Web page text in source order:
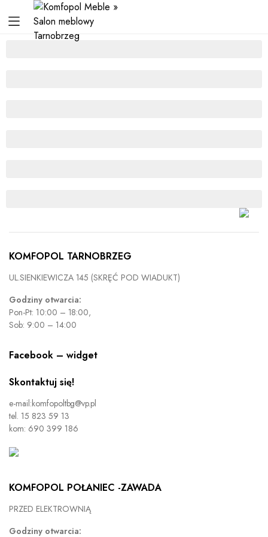
KOMFOPOL TARNOBRZEG
UL.SIENKIEWICZA 145 (SKRĘĆ POD WIADUKT)
Godziny otwarcia:
Pon-Pt: 10:00 – 18:00,
Sob: 9:00 – 14:00
Facebook – widget
Skontaktuj się!
e-mail:komfopoltbg@vp.pl
tel. 15 823 59 13
kom: 690 399 186
KOMFOPOL POŁANIEC -ZAWADA
PRZED ELEKTROWNIĄ
Godziny otwarcia: